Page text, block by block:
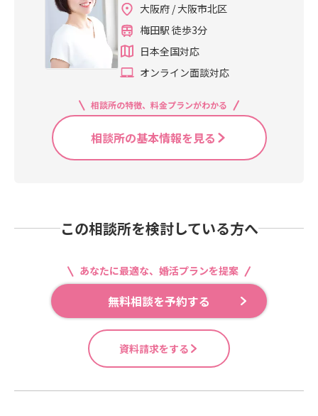
大阪府 / 大阪市北区
梅田駅 徒歩3分
日本全国対応
オンライン面談対応
相談所の特徴、料金プランがわかる
相談所の基本情報を見る
この相談所を検討している方へ
あなたに最適な、婚活プランを提案
無料相談を予約する
資料請求をする